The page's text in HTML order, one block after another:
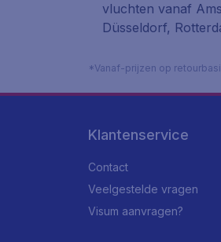
vluchten vanaf
Düsseldorf,
*Vanaf-prijzen op
Klantenservice
Contact
Veelgestelde vragen
Visum aanvragen?